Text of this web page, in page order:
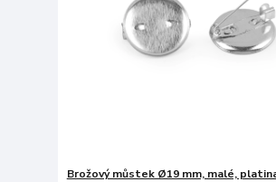
Brožový můstek Ø19 mm, malé,